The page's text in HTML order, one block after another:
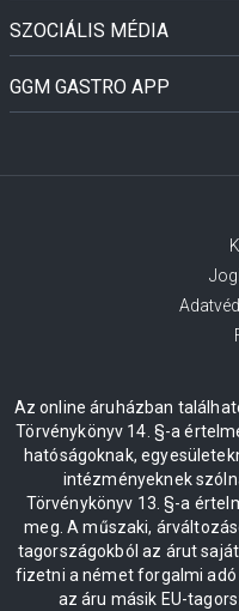
SZOCIÁLIS MÉDIA
GGM GASTRO APP
Az online áruházban
Törvénykönyv 14. §-a
hatóságoknak,
intézményeknek
Törvénykönyv 13. §-a
meg. A műszaki,
tagországokból az árut
fizetni a német forgalmi
az áru másik EU-